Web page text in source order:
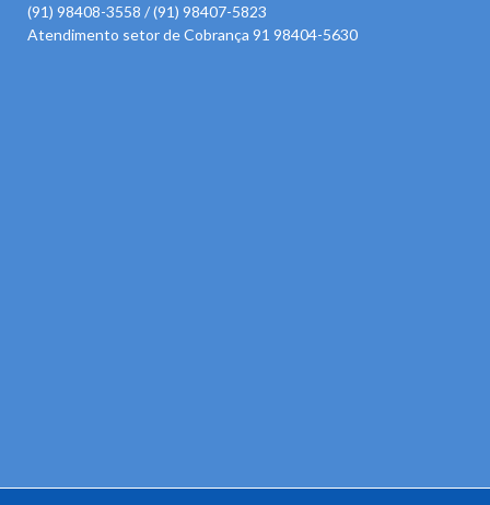
(91) 98408-3558 / (91) 98407-5823
Atendimento setor de Cobrança 91 98404-5630